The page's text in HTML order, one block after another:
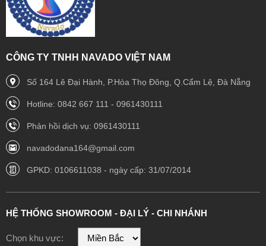
CÔNG TY TNHH NAVADO VIỆT NAM
Số 164 Lê Đại Hành, P.Hòa Thọ Đông, Q.Cẩm Lệ, Đà Nẵng
Hotline: 0842 667 111 - 0961430111
Phản hồi dịch vụ: 0961430111
navadodana164@gmail.com
GPKD: 0106611038 - ngày cấp: 31/07/2014
HỆ THỐNG SHOWROOM - ĐẠI LÝ - CHI NHÁNH
Chọn khu vực: